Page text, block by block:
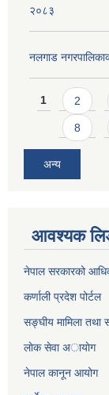
२०८३
नलगाड
Pages
1 2
8
अन्य
आवश्यक
नेपाल सरकारको
कर्णाली प्रदेश पोर्टल
सङ्घीय मामिला तथा
लाेक सेवा अायाेग
नेपाल कानून आयोग